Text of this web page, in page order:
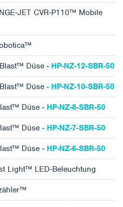
JET CVR-P110™ Mobile
Düse - HP-NZ-12-SBR-50
Düse - HP-NZ-10-SBR-50
Düse - HP-NZ-8-SBR-50
Düse - HP-NZ-7-SBR-50
Düse - HP-NZ-6-SBR-50
Light™ LED-Beleuchtung